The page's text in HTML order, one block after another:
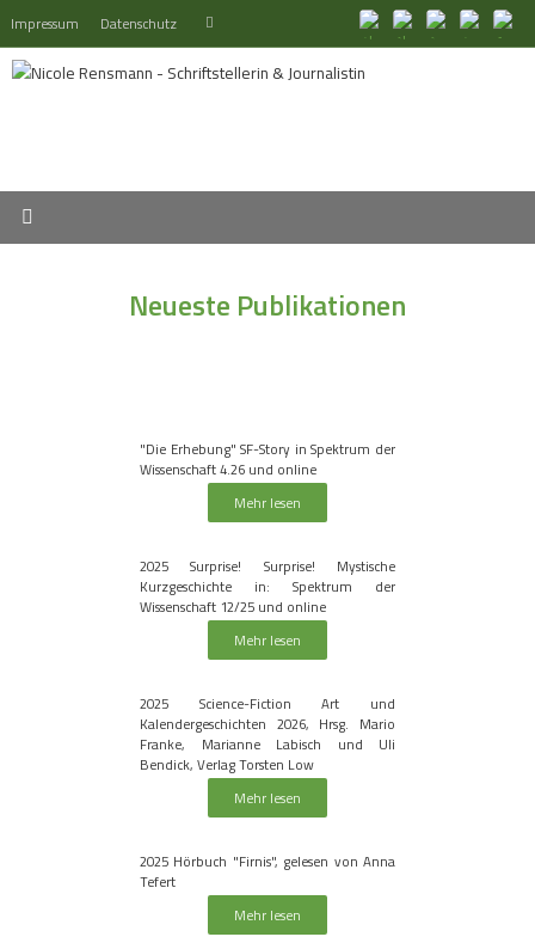
Inhalt
springen
Impressum Datenschutz Suchen
Neueste Publikationen
"Die Erhebung" SF-Story in Spektrum der
Wissenschaft 4.26 und online
Mehr lesen
2025 Surprise! Surprise! Mystische
Kurzgeschichte in: Spektrum der
Wissenschaft 12/25 und online
Mehr lesen
2025 Science-Fiction Art und
Kalendergeschichten 2026, Hrsg. Mario
Franke, Marianne Labisch und Uli
Bendick, Verlag Torsten Low
Mehr lesen
2025 Hörbuch "Firnis", gelesen von Anna
Tefert
Mehr lesen